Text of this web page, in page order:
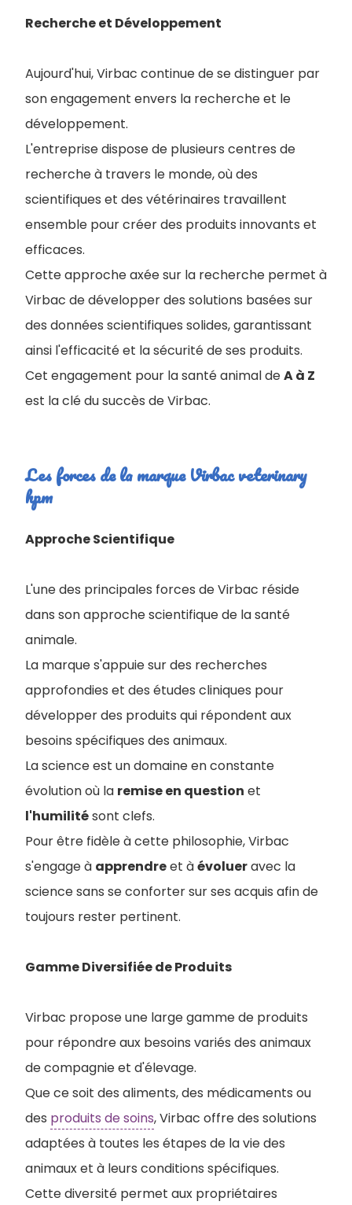
Recherche et Développement
Aujourd'hui, Virbac continue de se distinguer par
son engagement envers la recherche et le
développement.
L'entreprise dispose de plusieurs centres de
recherche à travers le monde, où des
scientifiques et des vétérinaires travaillent
ensemble pour créer des produits innovants et
efficaces.
Cette approche axée sur la recherche permet à
Virbac de développer des solutions basées sur
des données scientifiques solides, garantissant
ainsi l'efficacité et la sécurité de ses produits.
Cet engagement pour la santé animal deA à Z
est la clé du succès de Virbac.
Les forces de la marque Virbac veterinary
hpm
Approche Scientifique
L'une des principales forces de Virbac réside
dans son approche scientifique de la santé
animale.
La marque s'appuie sur des recherches
approfondies et des études cliniques pour
développer des produits qui répondent aux
besoins spécifiques des animaux.
La science est un domaine en constante
évolution où la remise en question et
l'humilitésont clefs.
Pour être fidèle à cette philosophie, Virbac
s'engage à apprendreet àévolueravec la
science sans se conforter sur ses acquis afin de
toujours rester pertinent.
Gamme Diversifiée de Produits
Virbac propose une large gamme de produits
pour répondre aux besoins variés des animaux
de compagnie et d'élevage.
Que ce soit des aliments, des médicaments ou
des produits de soins, Virbac offre des solutions
adaptées à toutes les étapes de la vie des
animaux et à leurs conditions spécifiques.
Cette diversité permet aux propriétaires